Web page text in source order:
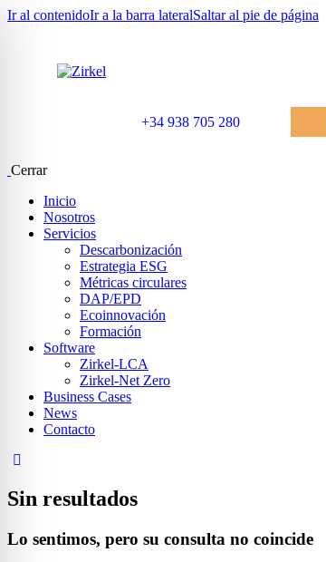
Ir al contenidoIr a la barra lateralSaltar al pie de página
+34 938 705 280
Cerrar
Inicio
Nosotros
Servicios
Descarbonización
Estrategia ESG
Métricas circulares
DAP/EPD
Ecoinnovación
Formación
Software
Zirkel-LCA
Zirkel-Net Zero
Business Cases
News
Contacto
Sin resultados
Lo sentimos, pero su consulta no coincide